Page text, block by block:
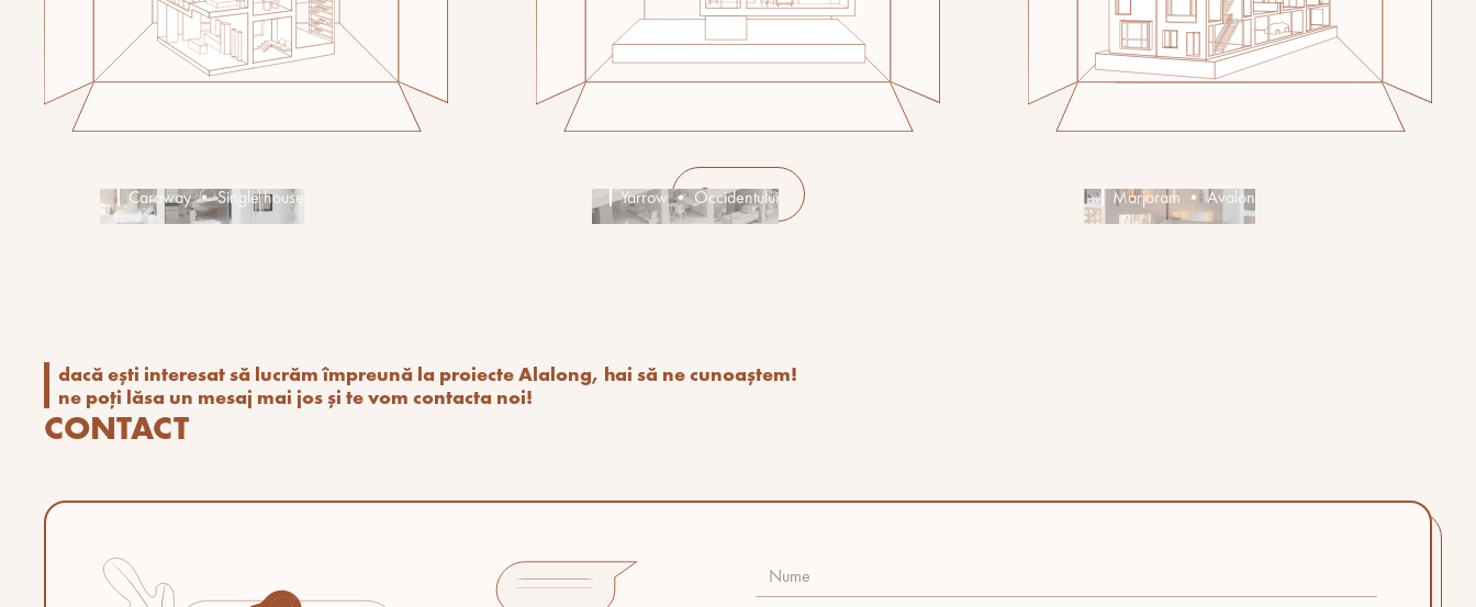
Caraway • Single house Yarrow • Occidentului Marjoram • Avalon
See more
dacă ești interesat să lucrăm împreună la proiecte Alalong, hai să ne cunoaștem!
ne poți lăsa un mesaj mai jos și te vom contacta noi!
CONTACT